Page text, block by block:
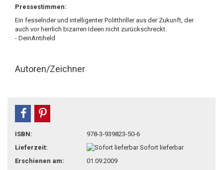
Pressestimmen:
Ein fesselnder und intelligenter Politthriller aus der Zukunft, der
auch vor herrlich bizarren Ideen nicht zurückschreckt.
- DeinAntiheld
Autoren/Zeichner
teilen
ISBN:
978-3-939823-50-6
Lieferzeit:
Sofort lieferbar
Erschienen am:
01.09.2009